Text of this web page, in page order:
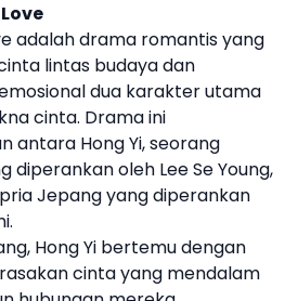
adalah drama romantis yang
lintas budaya dan
dua karakter utama
cinta. Drama ini
antara Hong Yi, seorang
diperankan oleh Lee Se Young,
Jepang yang diperankan
Hong Yi bertemu dengan
cinta yang mendalam